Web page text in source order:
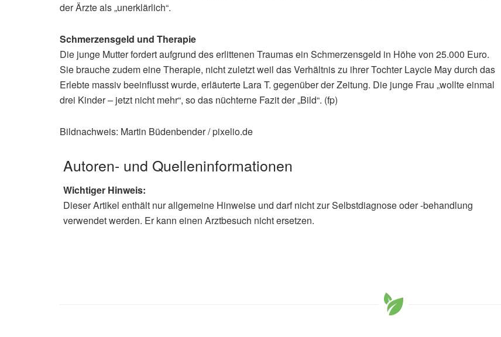
der Ärzte als „unerklärlich“.
Schmerzensgeld und Therapie
Die junge Mutter fordert aufgrund des erlittenen Traumas ein Schmerzensgeld in Höhe von 25.000 Euro.
Sie brauche zudem eine Therapie, nicht zuletzt weil das Verhältnis zu ihrer Tochter Laycie May durch das
Erlebte massiv beeinflusst wurde, erläuterte Lara T. gegenüber der Zeitung. Die junge Frau „wollte einmal
drei Kinder – jetzt nicht mehr“, so das nüchterne Fazit der „Bild“. (fp)
Bildnachweis: Martin Büdenbender / pixelio.de
Autoren- und Quelleninformationen
Wichtiger Hinweis:
Dieser Artikel enthält nur allgemeine Hinweise und darf nicht zur Selbstdiagnose oder -behandlung
verwendet werden. Er kann einen Arztbesuch nicht ersetzen.